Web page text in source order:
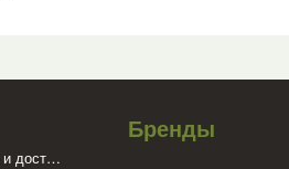
Оплата и доставка
Бренды